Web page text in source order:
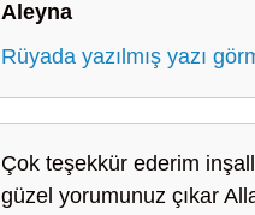
Aleyna
Rüyada yazılmış yazı
Çok teşekkür ederim
güzel yorumunuz çıkar